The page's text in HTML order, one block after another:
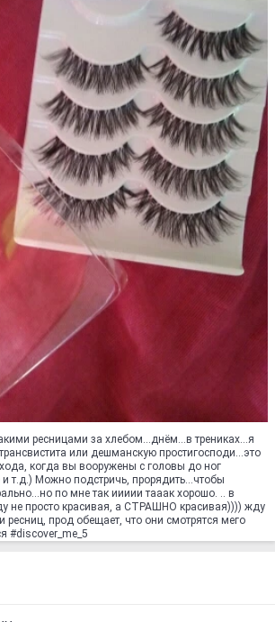
ресницами за хлебом...днём...в трениках...я
или дешманскую простигосподи...это
когда вы вооружены с головы до ног
и т.д.) Можно подстричь, прорядить...чтобы
по мне так иииии тааак хорошо. .. в
не просто красивая, а СТРАШНО красивая)))) жду
ресниц, прод обещает, что они смотрятся мего
#discover_me_5